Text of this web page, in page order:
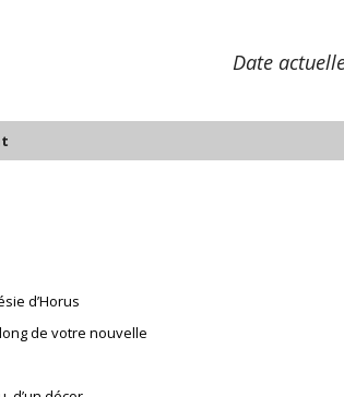
Date
d’Horus
de votre nouvelle